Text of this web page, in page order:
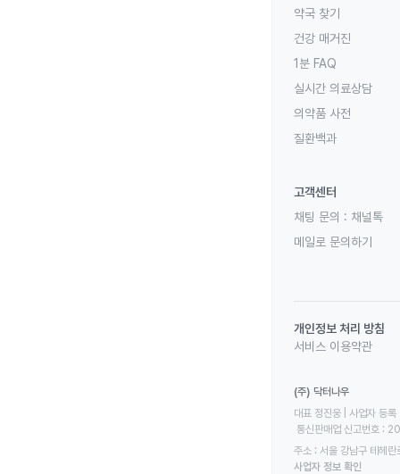
약국 찾기
건강 매거진
1분 FAQ
실시간 의료상담
의약품 사전
질환백과
고객센터
채팅 문의 : 채널톡
메일로 문의하기
개인정보 처리 방침
서비스 이용약관
(주) 닥터나우
대표 정진웅 | 사업자
통신판매업 신고번호
주소 : 서울 강남구 테헤
사업자 정보 확인